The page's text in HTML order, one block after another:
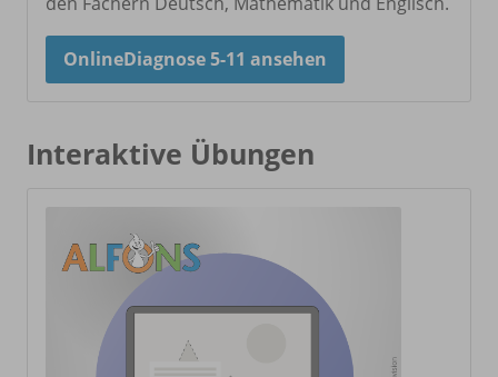
OnlineDiagnose 5-11 ansehen
Interaktive Übungen